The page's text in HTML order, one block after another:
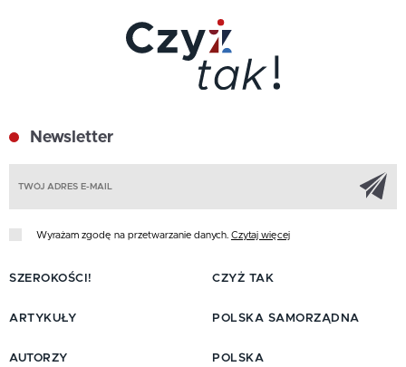
Newsletter
Wyrażam zgodę na przetwarzanie danych. Czytaj więcej
SZEROKOŚCI!
ARTYKUŁY
AUTORZY
CZYŻ TAK
POLSKA SAMORZĄDNA
POLSKA